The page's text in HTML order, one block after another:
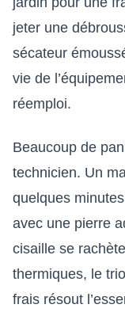
jeter une
sécateur
vie de
réemploi.
Beaucoup de
technicien. Un
quelques
avec une pierre
cisaille se
thermiques, le
frais résout